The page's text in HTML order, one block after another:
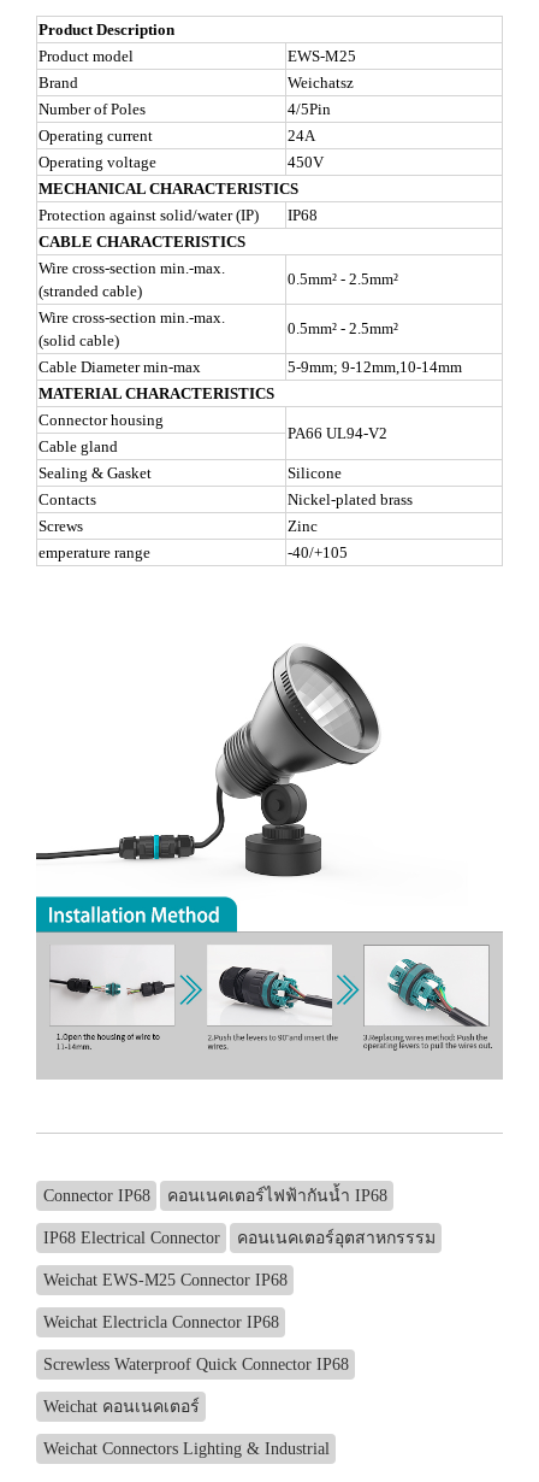
Product Description
Product model
EWS-M25
Brand
Weichatsz
Number of Poles
4/5Pin
Operating current
24A
Operating voltage
450V
MECHANICAL CHARACTERISTICS
Protection against solid/water (IP)
IP68
CABLE CHARACTERISTICS
Wire cross-section min.-max.
(stranded cable)
0.5mm² - 2.5mm²
Wire cross-section min.-max.
(solid cable)
0.5mm² - 2.5mm²
Cable Diameter min-max
5-9mm; 9-12mm,10-14mm
MATERIAL CHARACTERISTICS
Connector housing
PA66 UL94-V2
Cable gland
Sealing & Gasket
Silicone
Contacts
Nickel-plated brass
Screws
Zinc
emperature range
-40/+105
Connector IP68 คอนเนคเตอร์ไฟฟ้ากันน้ำ IP68
IP68 Electrical Connector คอนเนคเตอร์อุตสาหกรรรม
Weichat EWS-M25 Connector IP68
Weichat Electricla Connector IP68
Screwless Waterproof Quick Connector IP68
Weichat คอนเนคเตอร์
Weichat Connectors Lighting & Industrial